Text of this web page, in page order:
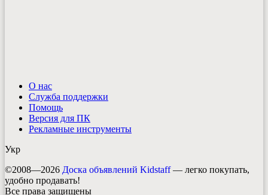
О нас
Служба поддержки
Помощь
Версия для ПК
Рекламные инструменты
Укр
©2008—2026 Доска объявлений Kidstaff— легко покупать,
удобно продавать!
Все права защищены